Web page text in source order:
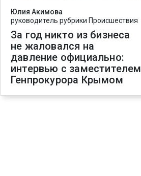
Юлия Акимова
руководитель рубрики Происшествия
За год никто из бизнеса
не жаловался на
давление официально:
интервью с заместителем
Генпрокурора Крымом